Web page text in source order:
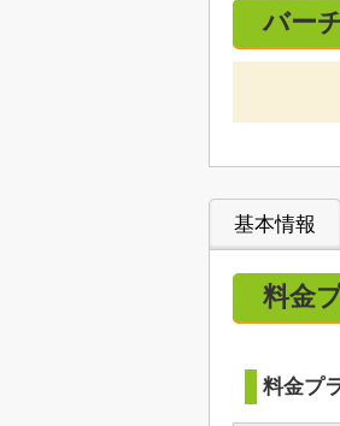
バー
基本情報
料金
料金プ